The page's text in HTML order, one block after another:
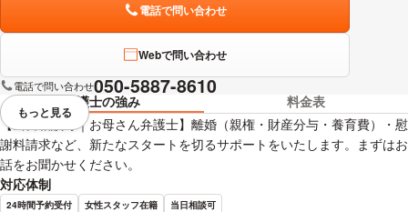
電話で問い合わせ
Webで問い合わせ
電話で問い合わせ050-5887-8610
弁護士の強み
料金表
【当日相談可｜お母さん弁護士】離婚（親権・財産分与・養育費）・慰
謝料請求など、新たなスタートを切るサポートをいたします。まずはお
話をお聞かせください。
対応体制
24時間予約受付 女性スタッフ在籍 当日相談可
視覚的に省略されている要素を
もっと見る